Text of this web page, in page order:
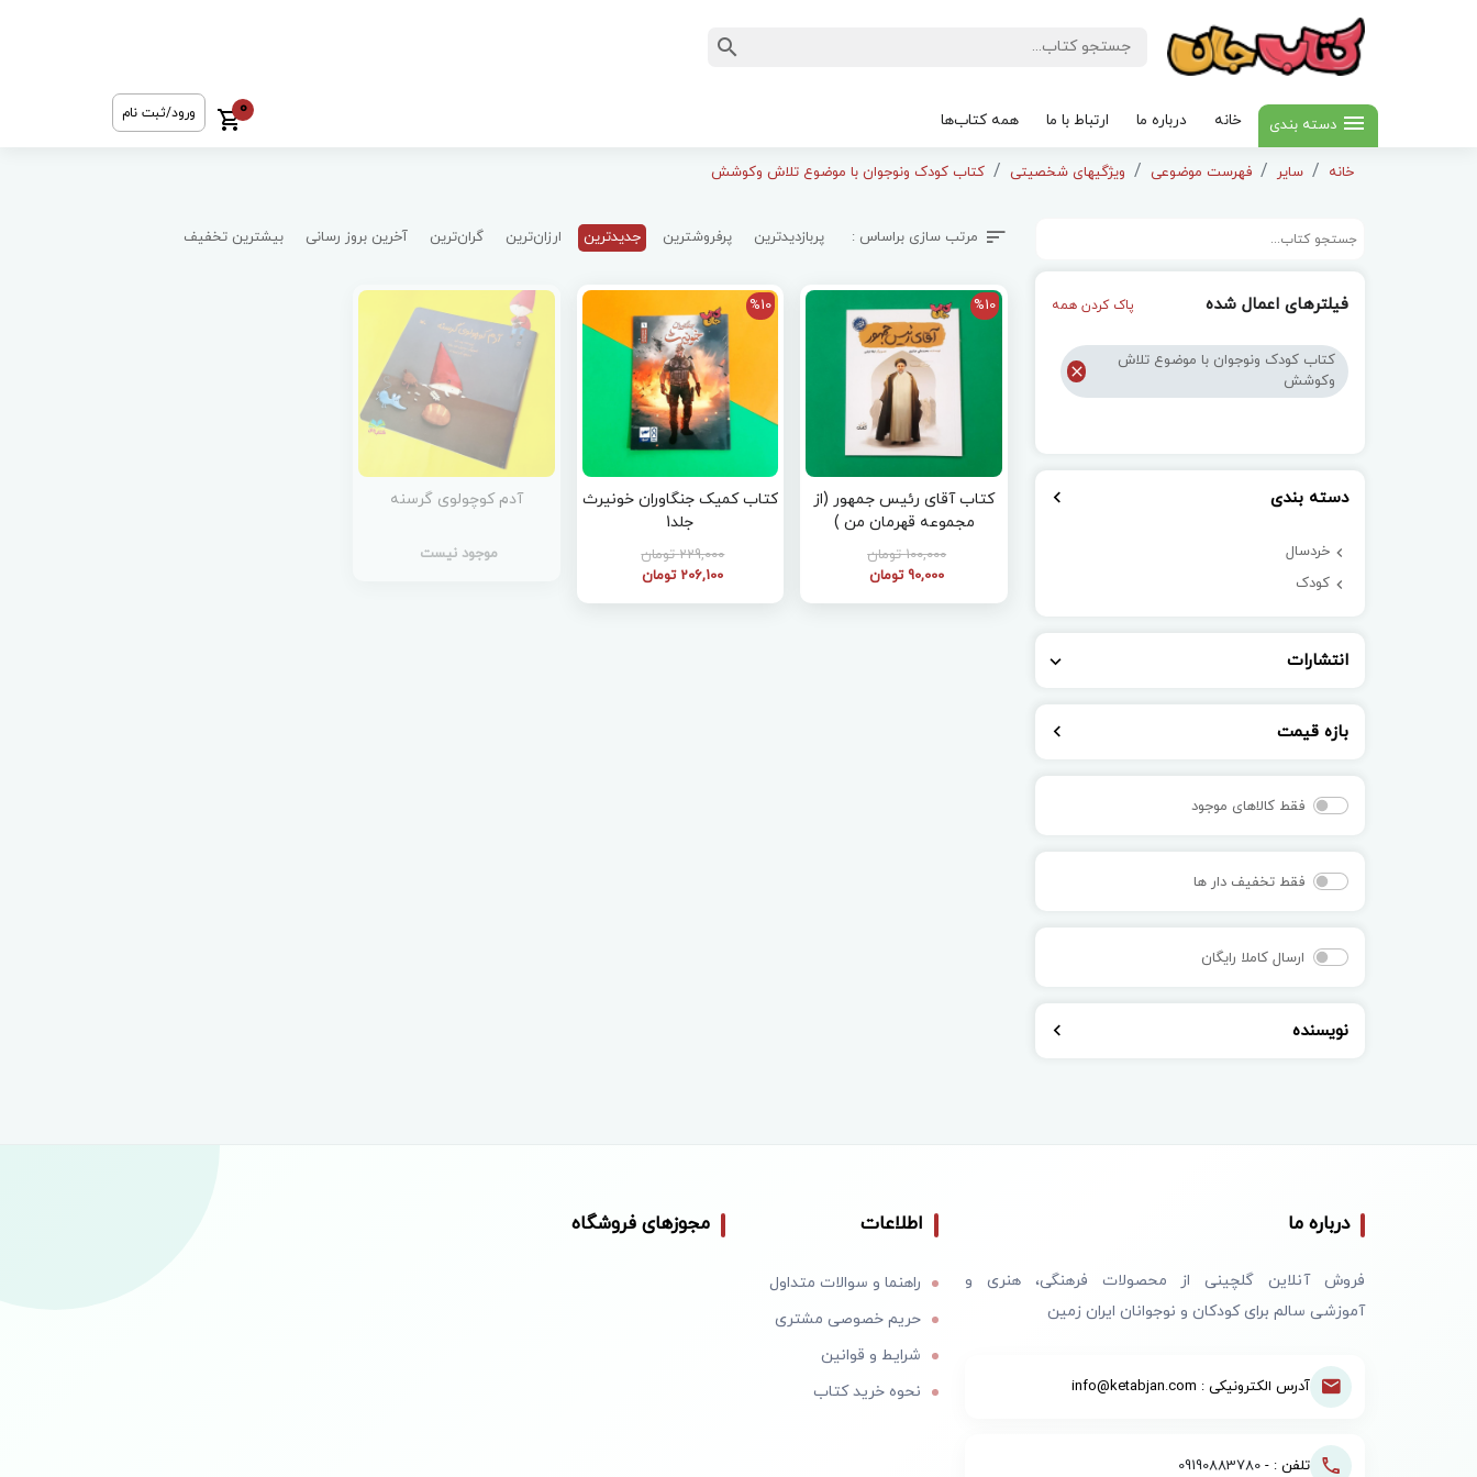
دسته بندی خانه درباره ما ارتباط با ما همه کتاب‌ها
0 ورود/ثبت نام
خانه سایر فهرست موضوعی ویژگیهای شخصیتی کتاب کودک ونوجوان با موضوع تلاش وکوشش
فیلترهای اعمال شده پاک کردن همه
کتاب کودک ونوجوان با موضوع تلاش
وکوشش
دسته بندی
خردسال
کودک
انتشارات
بازه قیمت
فقط کالاهای موجود
فقط تخفیف دار ها
ارسال کاملا رایگان
نویسنده
مرتب سازی براساس : پربازدیدترین پرفروشترین جدیدترین ارزان‌ترین گران‌ترین آخرین بروز رسانی بیشترین تخفیف
%10
کتاب آقای رئیس جمهور (از
مجموعه قهرمان من )
100,000 تومان
90,000 تومان
%10
کتاب کمیک جنگاوران خونیرث
جلد1
229,000 تومان
206,100 تومان
آدم کوچولوی گرسنه
موجود نیست
درباره ما
فروش آنلاین گلچینی از محصولات فرهنگی، هنری و
آموزشی سالم برای کودکان و نوجوانان ایران زمین
آدرس الکترونیکی : info@ketabjan.com
تلفن : - 09190883780
اطلاعات
راهنما و سوالات متداول
حریم خصوصی مشتری
شرایط و قوانین
نحوه خرید کتاب
مجوزهای فروشگاه